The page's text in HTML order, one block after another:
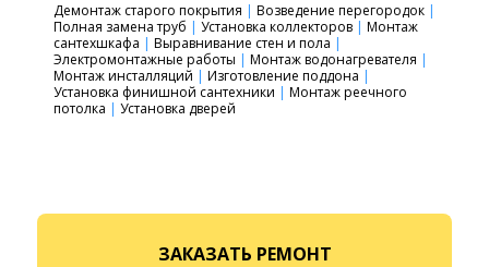
Демонтаж старого покрытия | Возведение перегородок |
Полная замена труб | Установка коллекторов | Монтаж
сантехшкафа | Выравнивание стен и пола |
Электромонтажные работы | Монтаж водонагревателя |
Монтаж инсталляций | Изготовление поддона |
Установка финишной сантехники | Монтаж реечного
потолка | Установка дверей
ЗАКАЗАТЬ РЕМОНТ